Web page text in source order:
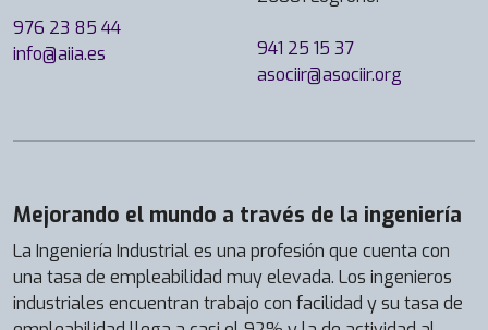
976 23 85 44
info@aiia.es
941 25 15 37
asociir@asociir.org
Mejorando el mundo a través de la ingeniería
La Ingeniería Industrial es una profesión que cuenta con
una tasa de empleabilidad muy elevada. Los ingenieros
industriales encuentran trabajo con facilidad y su tasa de